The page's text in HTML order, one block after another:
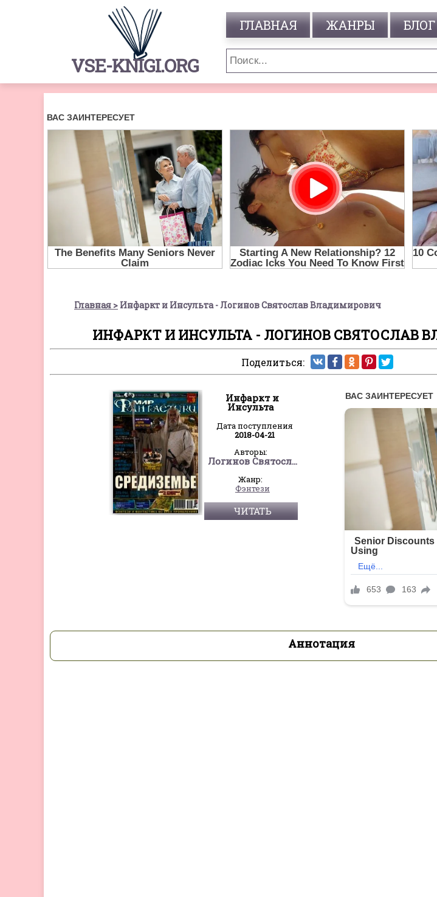
VSE-KNIGI.ORG
ГЛАВНАЯ ЖАНРЫ БЛОГ
Главная Инфаркт и Инсульта - Логинов Святослав Владимирович
ИНФАРКТ И ИНСУЛЬТА - ЛОГИНОВ СВЯТОСЛАВ
Поделиться:
Инфаркт и
Инсульта
Дата поступления
2018-04-21
Авторы:
Логинов Святослав Владимирович
Жанр:
Фэнтези
ЧИТАТЬ
Аннотация